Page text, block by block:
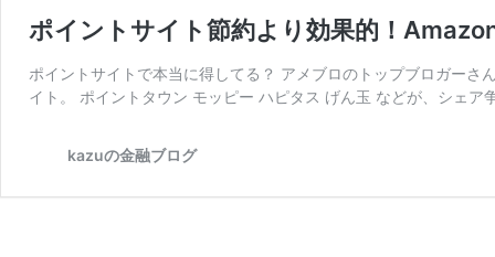
ポイントサイト節約より効果的！
ポイントサイトで本当に得してる？ アメブロのトップブロガー
イト。 ポイントタウン モッピー ハピタス げん玉 などが、シェ
kazuの金融ブログ